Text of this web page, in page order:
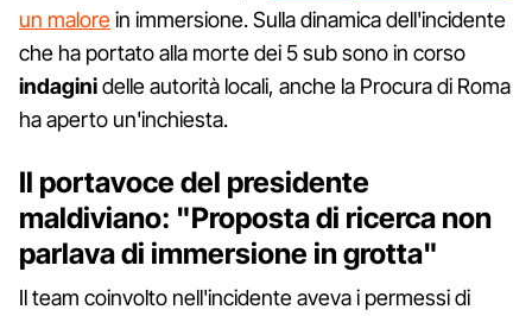
un malorein immersione. Sulla dinamica dell'incidente
che ha portato alla morte dei 5 sub sono in corso
indaginidelle autorità locali, anche la Procura di Roma
ha aperto un'inchiesta.
Il portavoce del presidente
maldiviano: "Proposta di ricerca non
parlava di immersione in grotta"
Il team coinvolto nell'incidente aveva i permessi di